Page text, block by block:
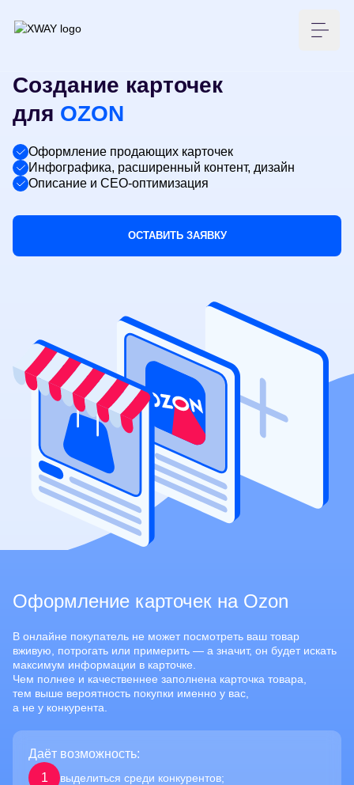
XWAY агентство
Меню
Создание карточек
для OZON
Оформление продающих карточек
Инфографика, расширенный контент, дизайн
Описание и СЕО-оптимизация
ОСТАВИТЬ ЗАЯВКУ
Оформление карточек на Ozon
В онлайне покупатель не может посмотреть ваш товар
вживую, потрогать или примерить — а значит, он будет искать
максимум информации в карточке.
Чем полнее и качественнее заполнена карточка товара,
тем выше вероятность покупки именно у вас,
а не у конкурента.
Даёт возможность:
1
выделиться среди конкурентов;